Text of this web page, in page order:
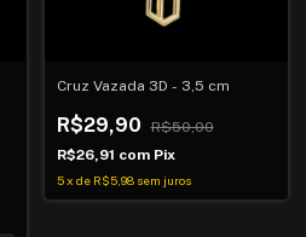
Cruz Vazada 3D - 3,5 cm
R$29,90
R$50,00
R$26,91 com Pix
5 x de R$5,98 sem juros